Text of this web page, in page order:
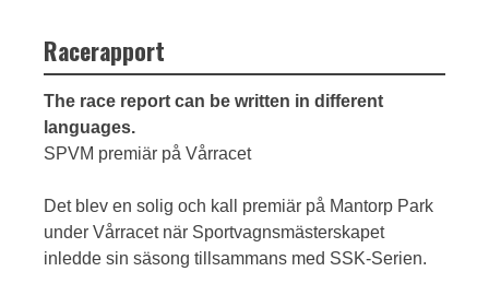
Racerapport
The race report can be written in different
languages.
SPVM premiär på Vårracet
Det blev en solig och kall premiär på Mantorp Park
under Vårracet när Sportvagnsmästerskapet
inledde sin säsong tillsammans med SSK-Serien.